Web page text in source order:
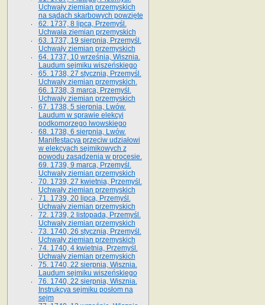
Uchwały ziemian przemyskich
na sądach skarbowych powzięte
62. 1737, 8 lipca, Przemyśl.
Uchwała ziemian przemyskich
63. 1737, 19 sierpnia, Przemyśl.
Uchwały ziemian przemyskich
64. 1737, 10 września, Wisznia.
Laudum sejmiku wiszeńskiego
65. 1738, 27 stycznia, Przemyśl.
Uchwały ziemian przemyskich­­.
66. 1738, 3 marca, Przemyśl.
Uchwały ziemian przemyskich­
67. 1738, 5 sierpnia, Lwów.
Laudum w sprawie elekcyi
podkomorzego lwowskiego
68. 1738, 6 sierpnia, Lwów.
Manifestacya przeciw udziałowi
w elekcyach sejmikowych z
powodu zasądzenia w procesie.
69. 1739, 9 marca, Przemyśl.
Uchwały ziemian przemyskich
70. 1739, 27 kwietnia, Przemyśl.
Uchwały ziemian przemyskich
71. 1739, 20 lipca, Przemyśl.
Uchwały ziemian przemyskich
72. 1739, 2 listopada, Przemyśl.
Uchwały ziemian przemyskich
73. 1740, 26 stycznia, Przemyśl.
Uchwały ziemian przemyskich
74. 1740, 4 kwietnia, Przemyśl.
Uchwały ziemian przemyskich
75. 1740, 22 sierpnia, Wisznia.
Laudum sejmiku wiszeńskiego
76. 1740, 22 sierpnia, Wisznia.
Instrukcya sejmiku posłom na
sejm